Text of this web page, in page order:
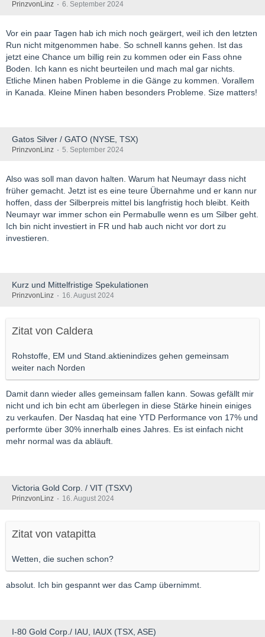
PrinzvonLinz 6. September 2024
Vor ein paar Tagen hab ich mich noch geärgert, weil ich den letzten
Run nicht mitgenommen habe. So schnell kanns gehen. Ist das
jetzt eine Chance um billig rein zu kommen oder ein Fass ohne
Boden. Ich kann es nicht beurteilen und mach mal gar nichts.
Etliche Minen haben Probleme in die Gänge zu kommen. Vorallem
in Kanada. Kleine Minen haben besonders Probleme. Size matters!
Gatos Silver / GATO (NYSE, TSX)
PrinzvonLinz 5. September 2024
Also was soll man davon halten. Warum hat Neumayr dass nicht
früher gemacht. Jetzt ist es eine teure Übernahme und er kann nur
hoffen, dass der Silberpreis mittel bis langfristig hoch bleibt. Keith
Neumayr war immer schon ein Permabulle wenn es um Silber geht.
Ich bin nicht investiert in FR und hab auch nicht vor dort zu
investieren.
Kurz und Mittelfristige Spekulationen
PrinzvonLinz 16. August 2024
Zitat von Caldera
Rohstoffe, EM und Stand.aktienindizes gehen gemeinsam
weiter nach Norden
Damit dann wieder alles gemeinsam fallen kann. Sowas gefällt mir
nicht und ich bin echt am überlegen in diese Stärke hinein einiges
zu verkaufen. Der Nasdaq hat eine YTD Performance von 17% und
performte über 30% innerhalb eines Jahres. Es ist einfach nicht
mehr normal was da abläuft.
Victoria Gold Corp. / VIT (TSXV)
PrinzvonLinz 16. August 2024
Zitat von vatapitta
Wetten, die suchen schon?
absolut. Ich bin gespannt wer das Camp übernimmt.
I-80 Gold Corp./ IAU, IAUX (TSX, ASE)